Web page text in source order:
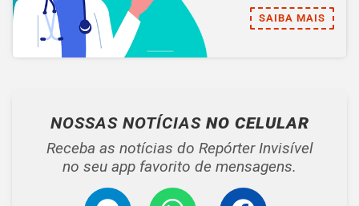
SAIBA MAIS
NOSSAS NOTÍCIAS NO CELULAR
Receba as notícias do Repórter Invisível
no seu app favorito de mensagens.